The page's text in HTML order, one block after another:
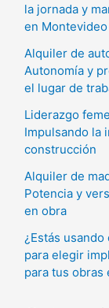
la jornada y
en Montevideo
Alquiler de
Autonomía y
el lugar de
Liderazgo
Impulsando la
construcción
Alquiler de
Potencia y
en obra
¿Estás
para elegir
para tus obras